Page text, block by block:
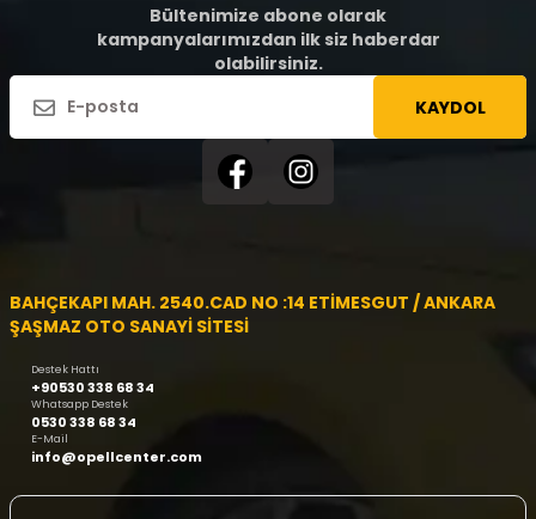
Bültenimize abone olarak
kampanyalarımızdan ilk siz haberdar
olabilirsiniz.
KAYDOL
BAHÇEKAPI MAH. 2540.CAD NO :14 ETİMESGUT / ANKARA
ŞAŞMAZ OTO SANAYİ SİTESİ
Destek Hattı
+90530 338 68 34
Whatsapp Destek
0530 338 68 34
E-Mail
info@opellcenter.com